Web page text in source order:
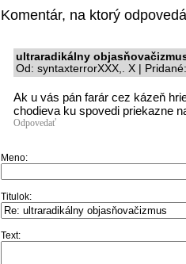
Komentár, na ktorý
ultraradikálny
Od: syntaxterrorXXX,. X |
Ak u vás pán farár cez kázeň
chodieva ku spovedi priekazne
Odpovedať
Meno:
Titulok:
Text: